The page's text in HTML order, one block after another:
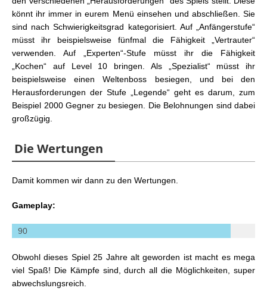
könnt ihr immer in eurem Menü einsehen und abschließen. Sie
sind nach Schwierigkeitsgrad kategorisiert. Auf „Anfängerstufe“
müsst ihr beispielsweise fünfmal die Fähigkeit „Vertrauter“
verwenden. Auf „Experten“-Stufe müsst ihr die Fähigkeit
„Kochen“ auf Level 10 bringen. Als „Spezialist“ müsst ihr
beispielsweise einen Weltenboss besiegen, und bei den
Herausforderungen der Stufe „Legende“ geht es darum, zum
Beispiel 2000 Gegner zu besiegen. Die Belohnungen sind dabei
großzügig.
Die Wertungen
Damit kommen wir dann zu den Wertungen.
Gameplay:
90
Obwohl dieses Spiel 25 Jahre alt geworden ist macht es mega
viel Spaß! Die Kämpfe sind, durch all die Möglichkeiten, super
abwechslungsreich.